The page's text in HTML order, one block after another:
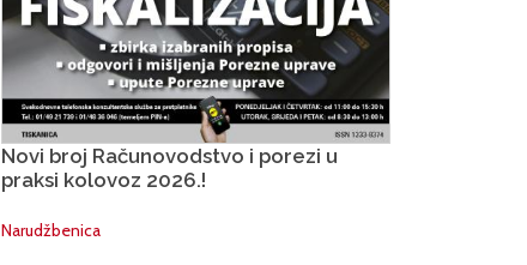
Novi broj Računovodstvo i porezi u
praksi kolovoz 2026.!
Narudžbenica